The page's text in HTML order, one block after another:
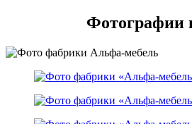
Фотографии